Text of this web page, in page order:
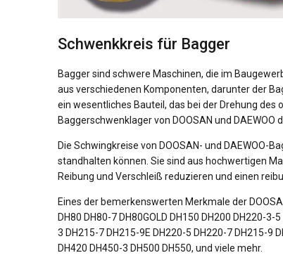
Schwenkkreis für Bagger
Bagger sind schwere Maschinen, die im
aus verschiedenen Komponenten, darunter der
ein wesentliches Bauteil, das bei der Drehung
Baggerschwenklager von DOOSAN und DAEWOO
Die Schwingkreise von DOOSAN- und
standhalten können. Sie sind aus hochwertigen
Reibung und Verschleiß reduzieren und einen
Eines der bemerkenswerten Merkmale der
DH80 DH80-7 DH80GOLD DH150 DH200 DH220-
3 DH215-7 DH215-9E DH220-5 DH220-7 DH215-9
DH420 DH450-3 DH500 DH550, und viele mehr.